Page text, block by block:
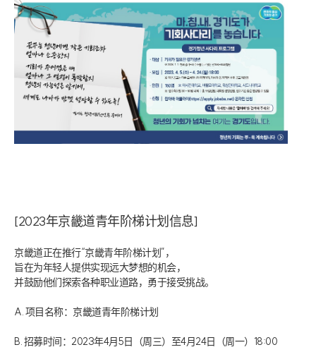
[2023年京畿道青年阶梯计划信息]
京畿道正在推行“京畿青年阶梯计划”，
旨在为年轻人提供实现远大梦想的机会，
并鼓励他们探索各种职业道路，勇于接受挑战。
A. 项目名称：京畿道青年阶梯计划
B. 招募时间：2023年4月5日（周三）至4月24日（周一）18:00